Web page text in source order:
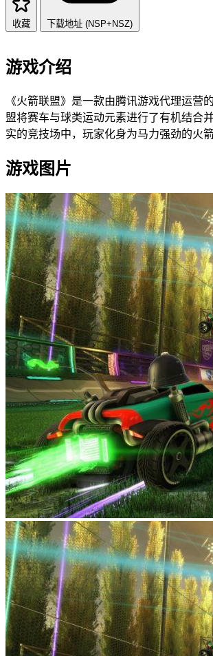
收藏 下载地址 (NSP+NSZ)
游戏介绍
《火箭联盟》是一款由腾讯游戏代理运
盟将赛车与球类运动元素进行了有机结合
实的竞技场中，玩家化身为马力强劲的火
游戏图片